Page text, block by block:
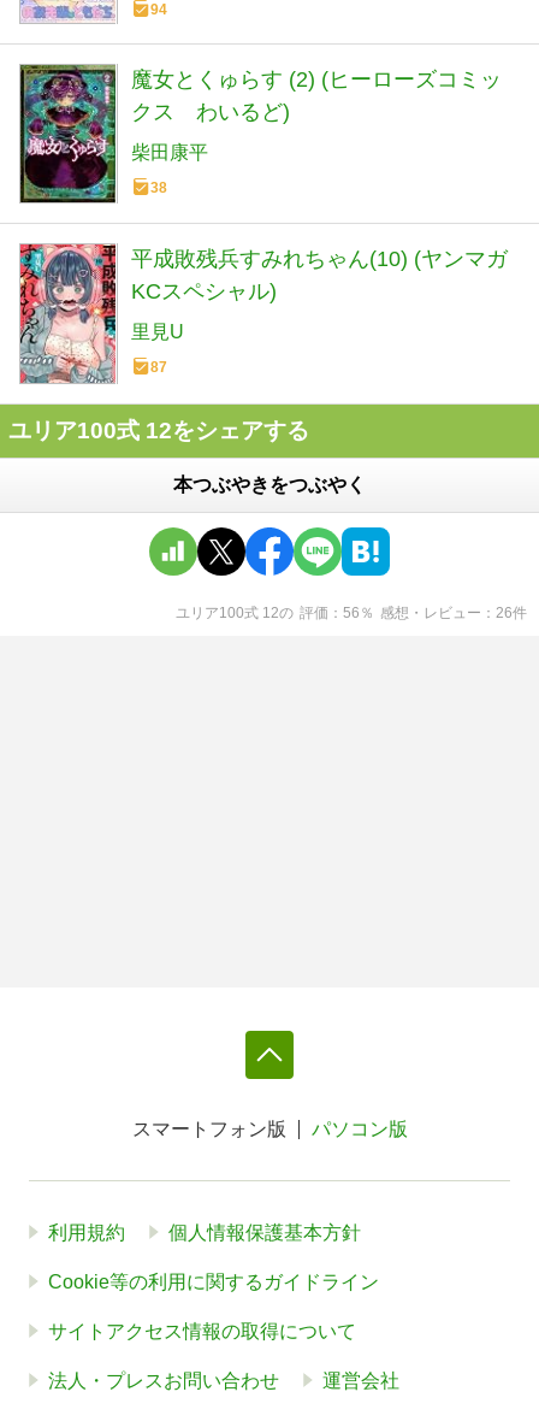
94
魔女とくゅらす (2) (ヒーローズコミッ
クス わいるど)
柴田康平
38
平成敗残兵すみれちゃん(10) (ヤンマガ
KCスペシャル)
里見U
87
ユリア100式 12をシェアする
本つぶやきをつぶやく
ユリア100式 12の 評価 56 ％ 感想・レビュー 26件
スマートフォン版 パソコン版
利用規約 個人情報保護基本方針
Cookie等の利用に関するガイドライン
サイトアクセス情報の取得について
法人・プレスお問い合わせ 運営会社